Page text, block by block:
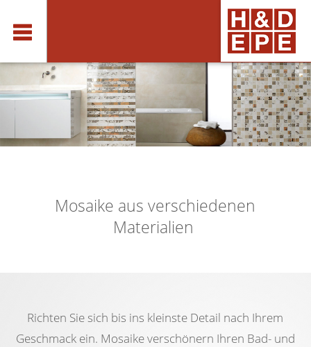
Mosaike aus verschiedenen
Materialien
Richten Sie sich bis ins kleinste Detail nach Ihrem
Geschmack ein. Mosaike verschönern Ihren Bad- und